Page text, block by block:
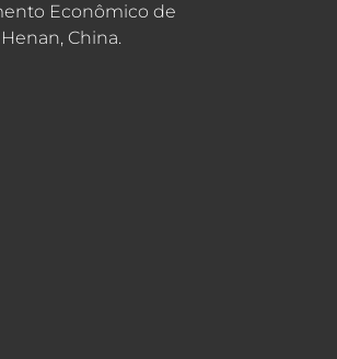
Econômico de
China.